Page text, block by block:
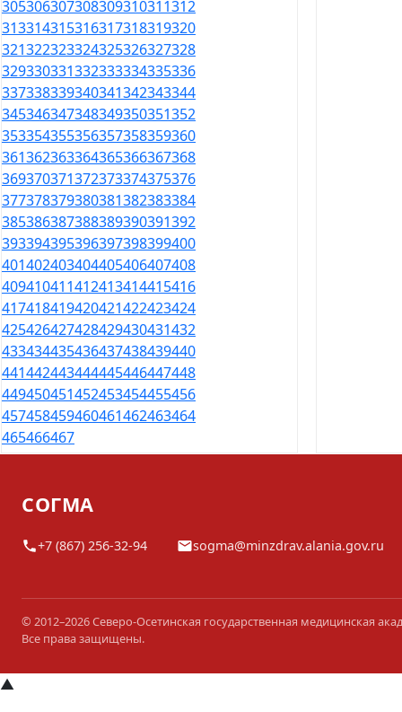
305306307308309310311312
313314315316317318319320
321322323324325326327328
329330331332333334335336
337338339340341342343344
345346347348349350351352
353354355356357358359360
361362363364365366367368
369370371372373374375376
377378379380381382383384
385386387388389390391392
393394395396397398399400
401402403404405406407408
409410411412413414415416
417418419420421422423424
425426427428429430431432
433434435436437438439440
441442443444445446447448
449450451452453454455456
457458459460461462463464
465466467
СОГМА
+7 (867) 256-32-94 sogma@minzdrav.alania.gov.ru
© 2012–2026 Северо-Осетинская государственная медицинская
Все права защищены.
▲